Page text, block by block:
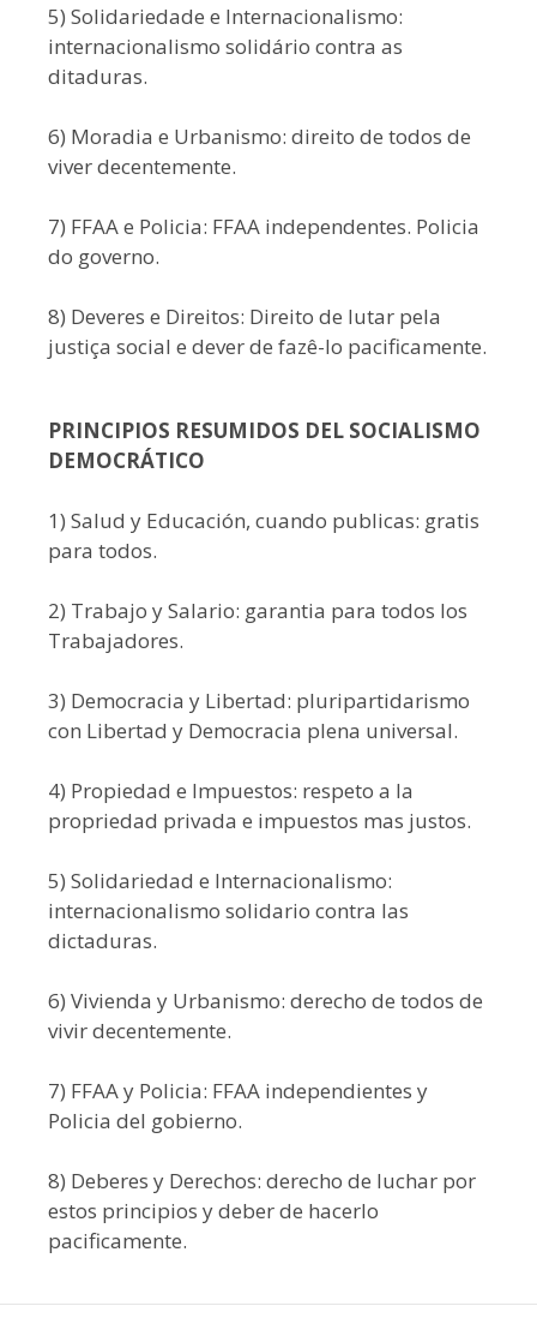
5) Solidariedade e Internacionalismo:
internacionalismo solidário contra as
ditaduras.
6) Moradia e Urbanismo: direito de todos de
viver decentemente.
7) FFAA e Policia: FFAA independentes. Policia
do governo.
8) Deveres e Direitos: Direito de lutar pela
justiça social e dever de fazê-lo pacificamente.
PRINCIPIOS RESUMIDOS DEL SOCIALISMO
DEMOCRÁTICO
1) Salud y Educación, cuando publicas: gratis
para todos.
2) Trabajo y Salario: garantia para todos los
Trabajadores.
3) Democracia y Libertad: pluripartidarismo
con Libertad y Democracia plena universal.
4) Propiedad e Impuestos: respeto a la
propriedad privada e impuestos mas justos.
5) Solidariedad e Internacionalismo:
internacionalismo solidario contra las
dictaduras.
6) Vivienda y Urbanismo: derecho de todos de
vivir decentemente.
7) FFAA y Policia: FFAA independientes y
Policia del gobierno.
8) Deberes y Derechos: derecho de luchar por
estos principios y deber de hacerlo
pacificamente.